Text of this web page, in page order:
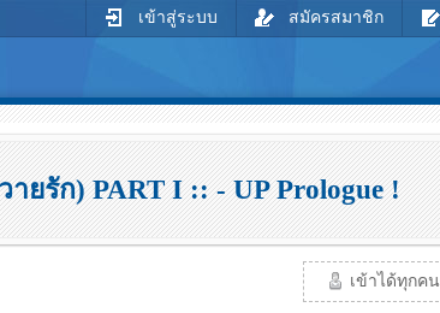
เข้าสู่ระบบ สมัครสมาชิก
ยรัก) PART I :: - UP Prologue !
เข้าได้ทุกคน